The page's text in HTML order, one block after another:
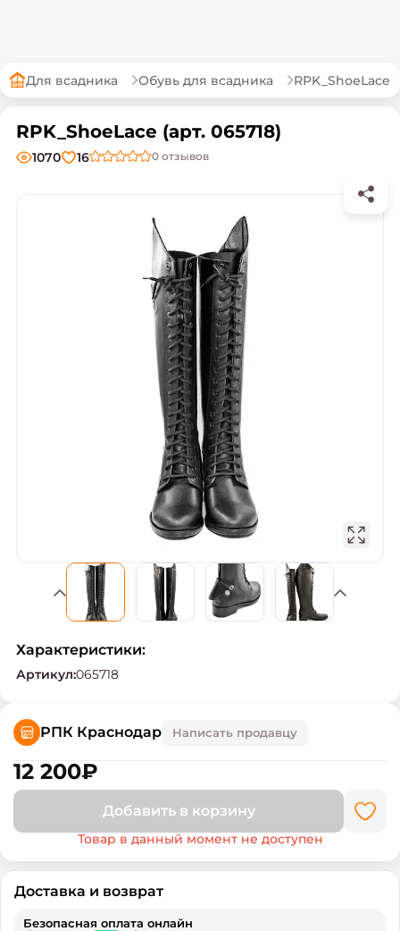
Для всадника Обувь для всадника RPK_ShoeLace
RPK_ShoeLace (арт. 065718)
1070 16 0 отзывов
Характеристики:
Артикул:065718
РПК Краснодар Написать продавцу
12 200₽
Добавить в корзину
Товар в данный момент не доступен
Доставка и возврат
Безопасная оплата онлайн